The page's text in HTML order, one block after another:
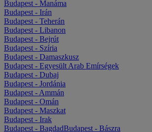
Budapest - Manáma
Budapest - Irán
Budapest - Teherán
Budapest - Libanon
Budapest - Bejrút
Budapest - Szíria
Budapest - Damaszkusz
Budapest - Egyesült Arab Emírségek
Budapest - Dubaj
Budapest - Jordánia
Budapest - Ammán
Budapest - Omán
Budapest - Maszkat
Budapest - Irak
Budapest - BagdadBudapest - Bászra